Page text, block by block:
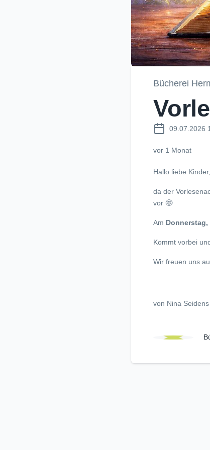
Bücherei
09.07.2026
vor 1 Monat
Hallo liebe Kinder,
da der
vor 🤩
Am Donnerstag,
Kommt vorbei
Wir freuen uns
von Nina Seidens